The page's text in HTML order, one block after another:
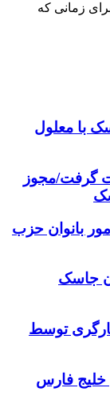
زمانی که
با معلول
گرفت/مجوز
بانوان حزب
جاسک
توسط
خلیج فارس